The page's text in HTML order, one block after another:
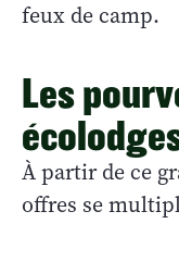
feux de camp.
Les
À partir de ce
offres se